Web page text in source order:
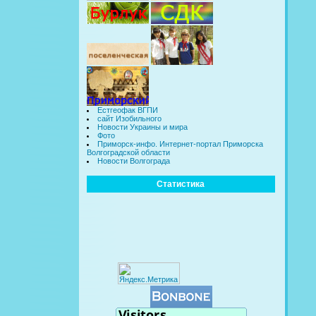
Естгеофак ВГПИ
сайт Изобильного
Новости Украины и мира
Фото
Приморск-инфо. Интернет-портал Приморска
Волгоградской области
Новости Волгограда
Статистика